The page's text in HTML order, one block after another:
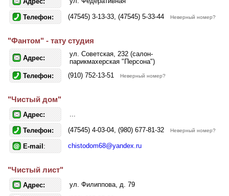
Телефон: (47545) 3-13-33, (47545) 5-33-44 Неверный номер?
"Фантом" - тату студия
Адрес:
ул. Советская, 232 (салон-
парикмахерская "Персона")
Телефон:
(910) 752-13-51 Неверный номер?
"Чистый дом"
Адрес: ...
Телефон: (47545) 4-03-04, (980) 677-81-32 Неверный номер?
E-mail : chistodom68@yandex.ru
"Чистый лист"
Адрес: ул. Филиппова, д. 79